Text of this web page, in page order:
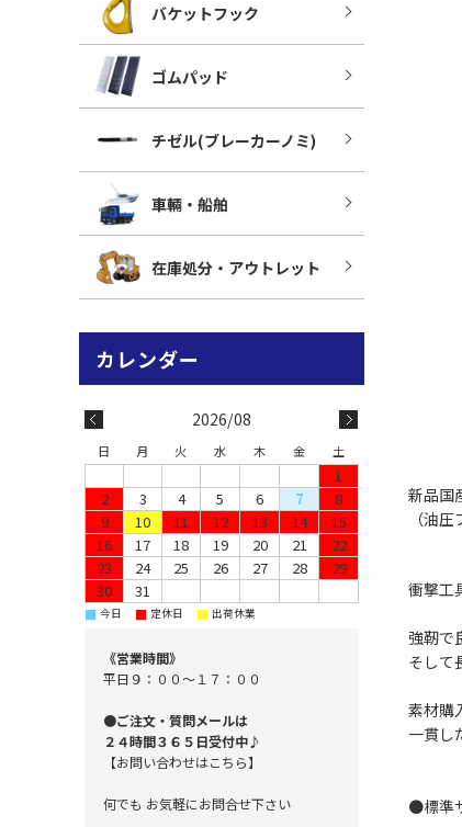
新品国
（油
衝撃工
強靭で
そして
素材購
一貫し
●標準
バケットフック
ゴムパッド
チゼル(ブレーカーノミ)
車輛・船舶
在庫処分・アウトレット
2026/08
日 月 火 水 木 金 土
1
2
3 4 5 6 7
8
9
10 11 12 13 14
15
16
17 18 19 20 21
22
23
24 25 26 27 28
29
30
31
■ 今日 ■ 定休日 ■ 出荷休業
《営業時間》
平日９：００～１７：００
●ご注文・質問メールは
２４時間３６５日受付中♪
【お問い合わせはこちら】
何でも お気軽にお問合せ下さい